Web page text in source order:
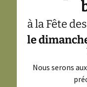
à la Fête
le
Nous serons